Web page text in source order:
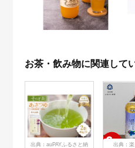
お茶・飲み物に関連して
出典：auPAYふるさと納
出典：